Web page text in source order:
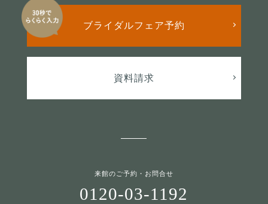
ブライダルフェア予約
資料請求
来館のご予約・お問合せ
0120-03-1192